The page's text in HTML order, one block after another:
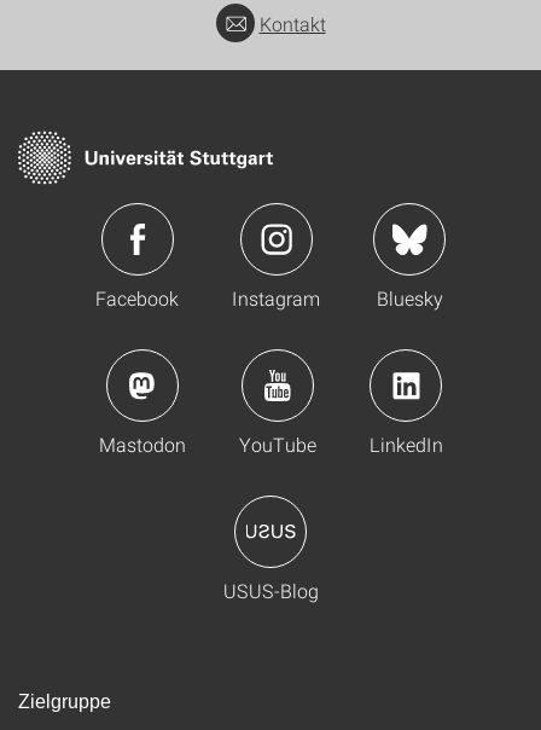
Kontakt
Facebook Instagram Bluesky
Mastodon YouTube LinkedIn
USUS-Blog
Zielgruppe